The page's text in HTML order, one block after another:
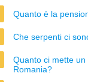
Quanto è la
Che serpenti ci
Quanto ci mette
Romania?